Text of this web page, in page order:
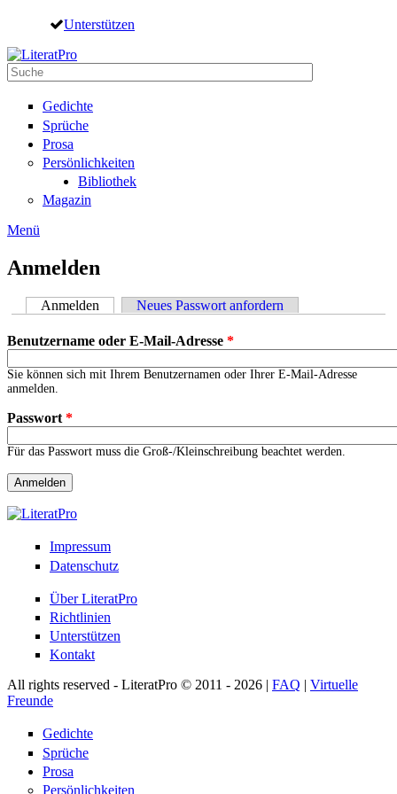
Direkt zum Inhalt
Unterstützen
Suche
Gedichte
Sprüche
Prosa
Persönlichkeiten
Bibliothek
Magazin
Menü
Anmelden
Anmelden (aktiver Reiter)
Neues Passwort anfordern
Benutzername oder E-Mail-Adresse *
Sie können sich mit Ihrem Benutzernamen oder Ihrer E-Mail-Adresse
anmelden.
Passwort *
Für das Passwort muss die Groß-/Kleinschreibung beachtet werden.
Impressum
Datenschutz
Über LiteratPro
Richtlinien
Unterstützen
Kontakt
All rights reserved - LiteratPro © 2011 - 2026 | FAQ | Virtuelle
Freunde
Gedichte
Sprüche
Prosa
Persönlichkeiten